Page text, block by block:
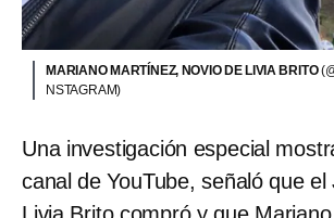
MARIANO MARTÍNEZ, NOVIO DE LIVIA BRITO
NSTAGRAM)
Una investigación especial
canal de YouTube, señaló que el